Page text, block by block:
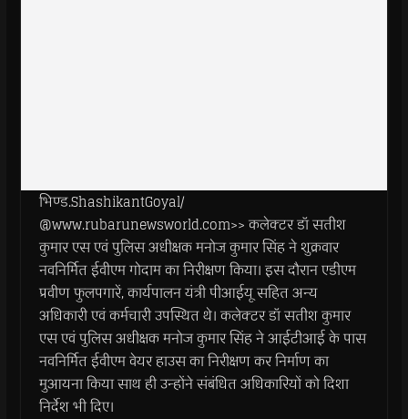
भिण्ड.ShashikantGoyal/
@www.rubarunewsworld.com>> कलेक्टर डॉ सतीश
कुमार एस एवं पुलिस अधीक्षक मनोज कुमार सिंह ने शुक्रवार
नवनिर्मित ईवीएम गोदाम का निरीक्षण किया। इस दौरान एडीएम
प्रवीण फुलपगारें, कार्यपालन यंत्री पीआईयू सहित अन्य
अधिकारी एवं कर्मचारी उपस्थित थे। कलेक्टर डॉ सतीश कुमार
एस एवं पुलिस अधीक्षक मनोज कुमार सिंह ने आईटीआई के पास
नवनिर्मित ईवीएम वेयर हाउस का निरीक्षण कर निर्माण का
मुआयना किया साथ ही उन्होंने संबंधित अधिकारियों को दिशा
निर्देश भी दिए।